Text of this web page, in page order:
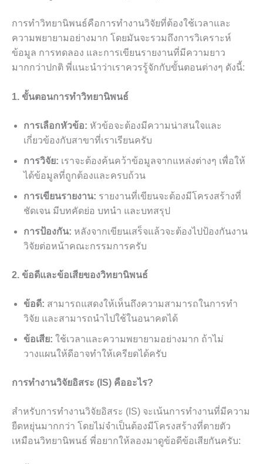
การทำวิทยานิพนธ์คือการทำงานวิจัยที่ต้องใช้เวลาและ
ความพยายามอย่างมาก โดยมันจะรวมถึงการวิเคราะห์
ข้อมูล การทดลอง และการเขียนรายงานที่มีความยาว
มากกว่าปกติ พี่แนะนำว่าเราควรรู้จักกับขั้นตอนต่างๆ ดังนี้:
1. ขั้นตอนการทำวิทยานิพนธ์
การเลือกหัวข้อ: หัวข้อจะต้องมีความน่าสนใจและ
เกี่ยวข้องกับสาขาที่เราเรียนครับ
การวิจัย: เราจะต้องค้นคว้าข้อมูลจากแหล่งต่างๆ เพื่อให้
ได้ข้อมูลที่ถูกต้องและครบถ้วน
การเขียนรายงาน: รายงานที่เขียนจะต้องมีโครงสร้างที่
ชัดเจน มีบทคัดย่อ บทนำ และบทสรุป
การป้องกัน: หลังจากเขียนเสร็จแล้วจะต้องไปป้องกันงาน
วิจัยต่อหน้าคณะกรรมการครับ
2. ข้อดีและข้อเสียของวิทยานิพนธ์
ข้อดี: สามารถแสดงให้เห็นถึงความสามารถในการทำ
วิจัย และสามารถนำไปใช้ในอนาคตได้
ข้อเสีย: ใช้เวลาและความพยายามอย่างมาก ถ้าไม่
วางแผนให้ดีอาจทำให้เครียดได้ครับ
การทำงานวิจัยอิสระ (IS) คืออะไร?
สำหรับการทำงานวิจัยอิสระ (IS) จะเน้นการทำงานที่มีความ
ยืดหยุ่นมากกว่า โดยไม่จำเป็นต้องมีโครงสร้างที่ตายตัว
เหมือนวิทยานิพนธ์ พี่อยากให้ลองมาดูข้อดีข้อเสียกันครับ: